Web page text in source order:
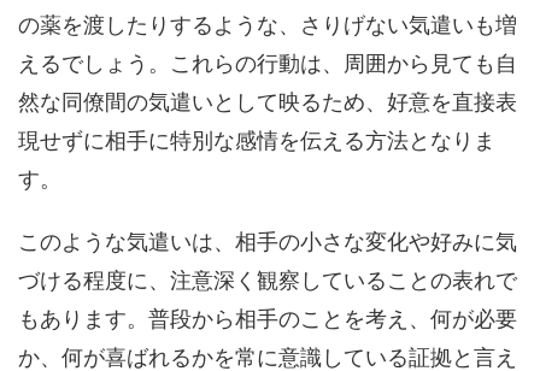
の薬を渡したりするような、さりげない気遣いも増
えるでしょう。これらの行動は、周囲から見ても自
然な同僚間の気遣いとして映るため、好意を直接表
現せずに相手に特別な感情を伝える方法となりま
す。
このような気遣いは、相手の小さな変化や好みに気
づける程度に、注意深く観察していることの表れで
もあります。普段から相手のことを考え、何が必要
か、何が喜ばれるかを常に意識している証拠と言え